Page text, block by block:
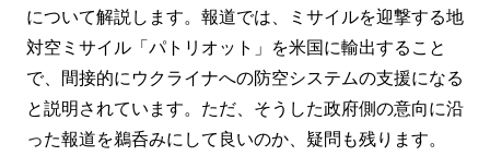
について解説します。報道では、ミサイルを迎撃する地
対空ミサイル「パトリオット」を米国に輸出すること
で、間接的にウクライナへの防空システムの支援になる
と説明されています。ただ、そうした政府側の意向に沿
った報道を鵜呑みにして良いのか、疑問も残ります。